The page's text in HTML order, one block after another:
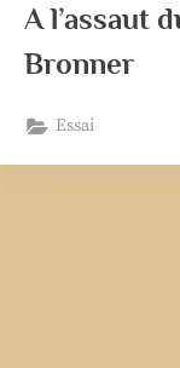
A l’assaut
Bronner
Essai